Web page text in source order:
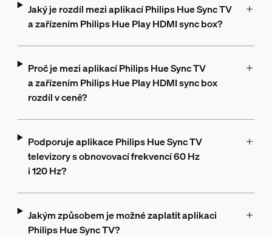
Jaký je rozdíl mezi aplikací Philips Hue Sync TV
a zařízením Philips Hue Play HDMI sync box?
Proč je mezi aplikací Philips Hue Sync TV
a zařízením Philips Hue Play HDMI sync box
rozdíl v ceně?
Podporuje aplikace Philips Hue Sync TV
televizory s obnovovací frekvencí 60 Hz
i 120 Hz?
Jakým způsobem je možné zaplatit aplikaci
Philips Hue Sync TV?